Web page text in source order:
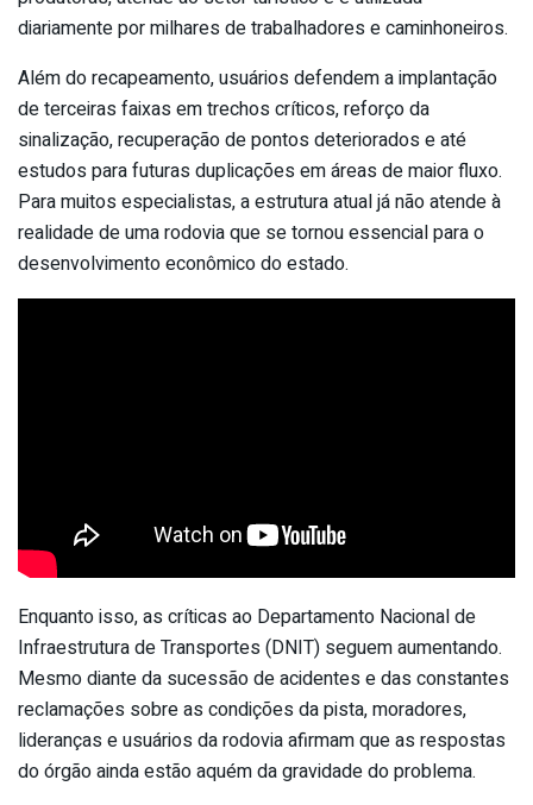
diariamente por milhares de trabalhadores e caminhoneiros.
Além do recapeamento, usuários defendem a implantação
de terceiras faixas em trechos críticos, reforço da
sinalização, recuperação de pontos deteriorados e até
estudos para futuras duplicações em áreas de maior fluxo.
Para muitos especialistas, a estrutura atual já não atende à
realidade de uma rodovia que se tornou essencial para o
desenvolvimento econômico do estado.
Enquanto isso, as críticas ao Departamento Nacional de
Infraestrutura de Transportes (DNIT) seguem aumentando.
Mesmo diante da sucessão de acidentes e das constantes
reclamações sobre as condições da pista, moradores,
lideranças e usuários da rodovia afirmam que as respostas
do órgão ainda estão aquém da gravidade do problema.